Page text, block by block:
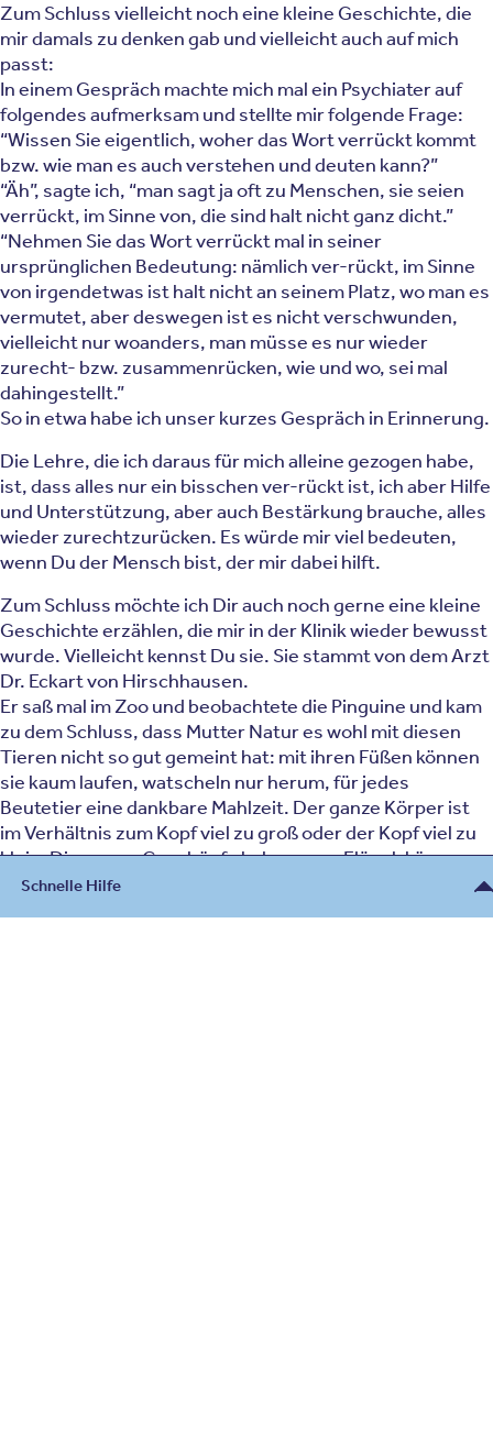
Schnelle Hilfe
Zum Schluss vielleicht noch eine kleine Geschichte, die
mir damals zu denken gab und vielleicht auch auf mich
passt:
In einem Gespräch machte mich mal ein Psychiater auf
folgendes aufmerksam und stellte mir folgende Frage:
“Wissen Sie eigentlich, woher das Wort verrückt kommt
bzw. wie man es auch verstehen und deuten kann?”
“Äh”, sagte ich, “man sagt ja oft zu Menschen, sie seien
verrückt, im Sinne von, die sind halt nicht ganz dicht.”
“Nehmen Sie das Wort verrückt mal in seiner
ursprünglichen Bedeutung: nämlich ver-rückt, im Sinne
von irgendetwas ist halt nicht an seinem Platz, wo man es
vermutet, aber deswegen ist es nicht verschwunden,
vielleicht nur woanders, man müsse es nur wieder
zurecht- bzw. zusammenrücken, wie und wo, sei mal
dahingestellt.”
So in etwa habe ich unser kurzes Gespräch in Erinnerung.
Die Lehre, die ich daraus für mich alleine gezogen habe,
ist, dass alles nur ein bisschen ver-rückt ist, ich aber Hilfe
und Unterstützung, aber auch Bestärkung brauche, alles
wieder zurechtzurücken. Es würde mir viel bedeuten,
wenn Du der Mensch bist, der mir dabei hilft.
Zum Schluss möchte ich Dir auch noch gerne eine kleine
Geschichte erzählen, die mir in der Klinik wieder bewusst
wurde. Vielleicht kennst Du sie. Sie stammt von dem Arzt
Dr. Eckart von Hirschhausen.
Er saß mal im Zoo und beobachtete die Pinguine und kam
zu dem Schluss, dass Mutter Natur es wohl mit diesen
Tieren nicht so gut gemeint hat: mit ihren Füßen können
sie kaum laufen, watscheln nur herum, für jedes
Beutetier eine dankbare Mahlzeit. Der ganze Körper ist
im Verhältnis zum Kopf viel zu groß oder der Kopf viel zu
klein. Die armen Geschöpfe haben zwar Flügel, können
aber nicht einmal fliegen und und und.